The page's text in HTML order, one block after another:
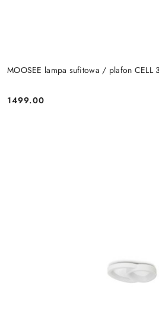
MOOSEE lampa sufitowa / plafon CELL
Cena:
1499.00